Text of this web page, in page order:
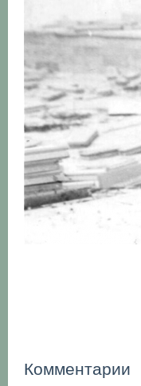
Комментарии